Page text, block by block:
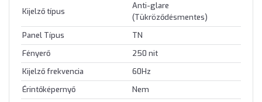
Kijelző típus
Anti-glare
(Tükröződésmentes)
Panel Típus
TN
Fényerő
250 nit
Kijelző frekvencia
60Hz
Érintőképernyő
Nem